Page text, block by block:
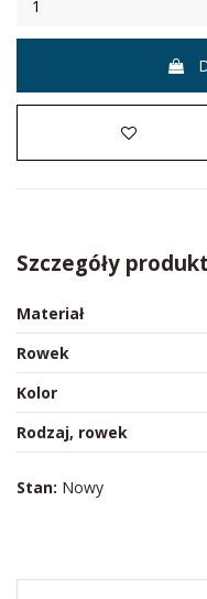
Szczegóły
Materiał
Rowek
Kolor
Rodzaj, rowek
Stan: Nowy